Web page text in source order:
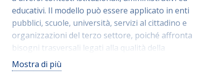
ed eterogenea.
educativi. Il modello può essere applicato in enti
pubblici, scuole, università, servizi al cittadino e
organizzazioni del terzo settore, poiché affronta
bisogni trasversali legati alla qualità della
comunicazione, all’accessibilità e all’inclusione. Le
linee guida su terminologia inclusiva, orientamento
Mostra di più